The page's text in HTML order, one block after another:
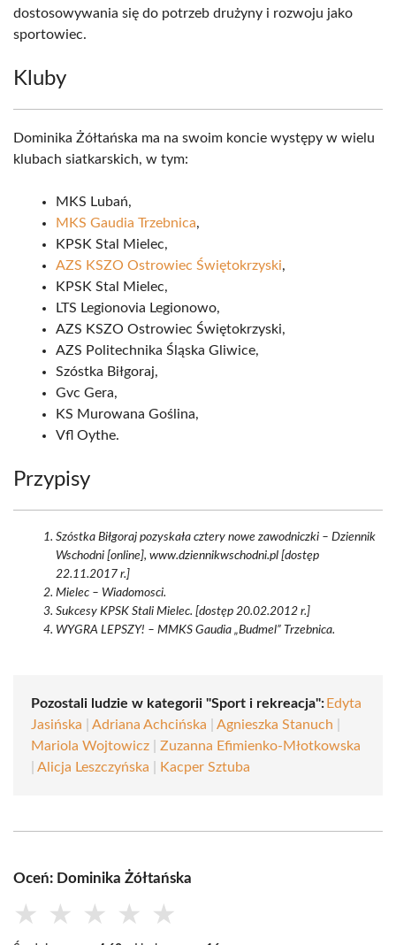
dostosowywania się do potrzeb drużyny i rozwoju jako
sportowiec.
Kluby
Dominika Żółtańska ma na swoim koncie występy w wielu
klubach siatkarskich, w tym:
MKS Lubań,
MKS Gaudia Trzebnica,
KPSK Stal Mielec,
AZS KSZO Ostrowiec Świętokrzyski,
KPSK Stal Mielec,
LTS Legionovia Legionowo,
AZS KSZO Ostrowiec Świętokrzyski,
AZS Politechnika Śląska Gliwice,
Szóstka Biłgoraj,
Gvc Gera,
KS Murowana Goślina,
Vfl Oythe.
Przypisy
Szóstka Biłgoraj pozyskała cztery nowe zawodniczki – Dziennik
Wschodni [online], www.dziennikwschodni.pl [dostęp
22.11.2017 r.]
Mielec – Wiadomosci.
Sukcesy KPSK Stali Mielec. [dostęp 20.02.2012 r.]
WYGRA LEPSZY! – MMKS Gaudia „Budmel” Trzebnica.
Pozostali ludzie w kategorii "Sport i rekreacja": Edyta
Jasińska
Adriana Achcińska Agnieszka Stanuch
Mariola Wojtowicz
Zuzanna Efimienko-Młotkowska
Alicja Leszczyńska Kacper Sztuba
Oceń: Dominika Żółtańska
★ ★ ★ ★ ★